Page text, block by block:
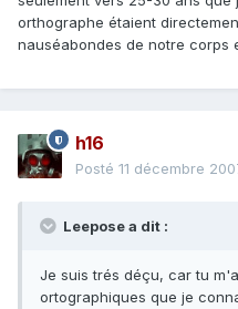
orthographe étaient
nauséabondes de notre corps
h16
Posté 11 décembre
Leepose a dit :
Je suis trés déçu, car tu
ortographiques que je